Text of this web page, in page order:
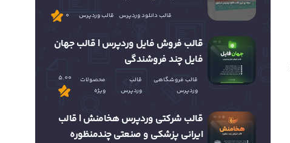
قالب دانلود وردپرس قالب وردپرس 0
قالب فروش فایل وردپرس | قالب جهان
فایل چند فروشندگی
قالب فروشگاهی
وردپرس
قالب
وردپرس
محصولات
ویژه
5.00
قالب شرکتی وردپرس هخامنش | قالب
ایرانی پزشکی و صنعتی چندمنظوره